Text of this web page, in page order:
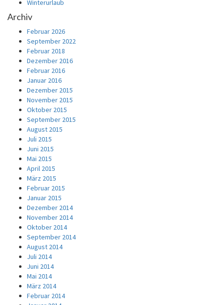
Winterurlaub
Archiv
Februar 2026
September 2022
Februar 2018
Dezember 2016
Februar 2016
Januar 2016
Dezember 2015
November 2015
Oktober 2015
September 2015
August 2015
Juli 2015
Juni 2015
Mai 2015
April 2015
März 2015
Februar 2015
Januar 2015
Dezember 2014
November 2014
Oktober 2014
September 2014
August 2014
Juli 2014
Juni 2014
Mai 2014
März 2014
Februar 2014